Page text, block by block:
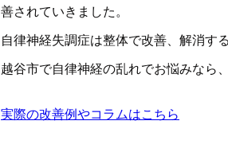
善されていきました。
自律神経失調症は整体で改善、解消す
越谷市で自律神経の乱れでお悩みなら
実際の改善例やコラムはこちら